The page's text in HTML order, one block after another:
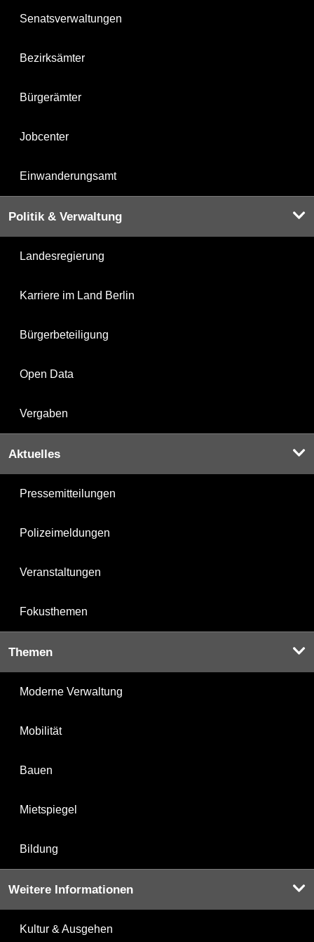
Senatsverwaltungen
Bezirksämter
Bürgerämter
Jobcenter
Einwanderungsamt
Politik & Verwaltung
Landesregierung
Karriere im Land Berlin
Bürgerbeteiligung
Open Data
Vergaben
Aktuelles
Pressemitteilungen
Polizeimeldungen
Veranstaltungen
Fokusthemen
Themen
Moderne Verwaltung
Mobilität
Bauen
Mietspiegel
Bildung
Weitere Informationen
Kultur & Ausgehen